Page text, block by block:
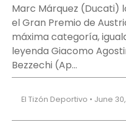
Marc Márquez (Ducati)
el Gran Premio de
máxima categoría,
leyenda Giacomo
Bezzechi (Ap…
El Tizón Deportivo • June